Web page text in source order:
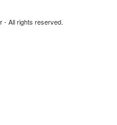
- All rights reserved.